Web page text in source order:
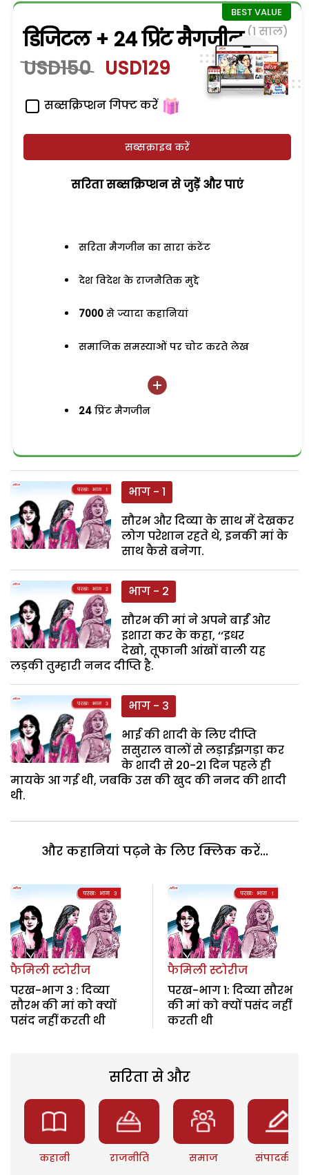
डिजिटल + 24 प्रिंट मैगजीन (1 साल)
USD150 USD129
सब्सक्रिप्शन गिफ्ट करें
सब्सक्राइब करें
सरिता सब्सक्रिप्शन से जुड़ेें और पाएं
सरिता मैगजीन का सारा कंटेंट
देश विदेश के राजनैतिक मुद्दे
7000 से ज्यादा कहानियां
समाजिक समस्याओं पर चोट करते लेख
24 प्रिंट मैगजीन
भाग - 1
सौरभ और दिव्या के साथ में देखकर
लोग परेशान रहते थे, इनकी मां के
साथ कैसे बनेगा.
भाग - 2
सौरभ की मां ने अपने बाईं ओर
इशारा कर के कहा, ‘‘इधर
देखो, तूफानी आंखों वाली यह
लड़की तुम्हारी ननद दीप्ति है.
भाग - 3
भाई की शादी के लिए दीप्ति
ससुराल वालों से लड़ाईझगड़ा कर
के शादी से 20-21 दिन पहले ही
मायके आ गई थी, जबकि उस की खुद की ननद की शादी
थी.
और कहानियां पढ़ने के लिए क्लिक करें...
फैमिली स्टोरीज
परख-भाग 3 : दिव्या
सौरभ की मां को क्यों
पसंद नहीं करती थी
फैमिली स्टोरीज
परख-भाग 1: दिव्या सौरभ
की मां को क्यों पसंद नहीं
करती थी
सरिता से और
कहानी राजनीति समाज संपादकीय